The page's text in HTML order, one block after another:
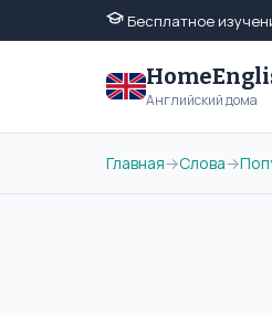
Бесплатное
Английский дома
Главная→Слова→